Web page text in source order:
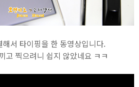
서 타이핑을 한 동영상입니다.
고 찍으려니 쉽지 않았네요 ㅋㅋ